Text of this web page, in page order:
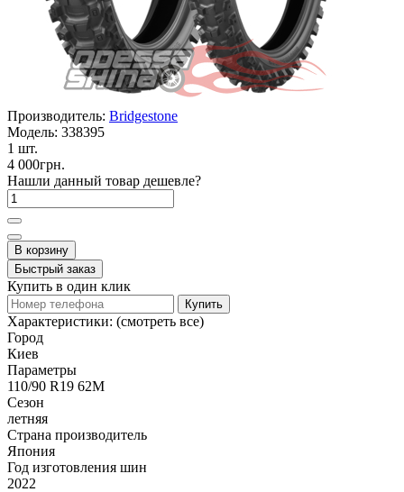
Производитель: Bridgestone
Модель: 338395
1 шт.
4 000грн.
Нашли данный товар дешевле?
В корзину
Быстрый заказ
Купить в один клик
Купить
Характеристики: (смотреть все)
Город
Киев
Параметры
110/90 R19 62M
Сезон
летняя
Страна производитель
Япония
Год изготовления шин
2022